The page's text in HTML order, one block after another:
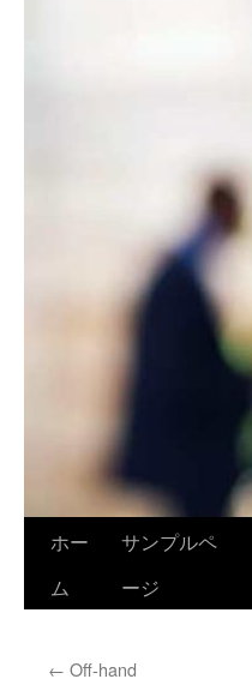
ホー
ム
サンプルペ
ージ
← Off-hand